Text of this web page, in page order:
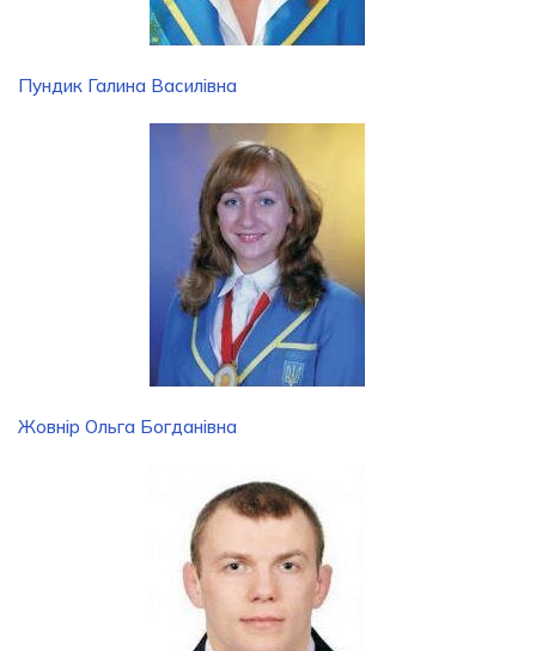
Пундик Галина Василівна
Жовнір Ольга Богданівна